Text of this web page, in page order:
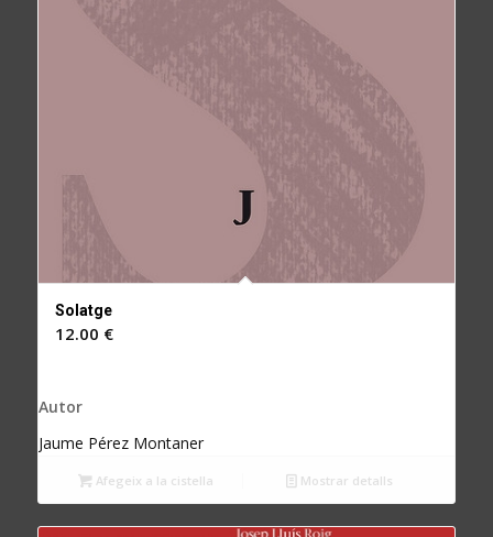
Solatge
12.00 €
Autor
Jaume Pérez Montaner
Afegeix a la cistella Mostrar detalls